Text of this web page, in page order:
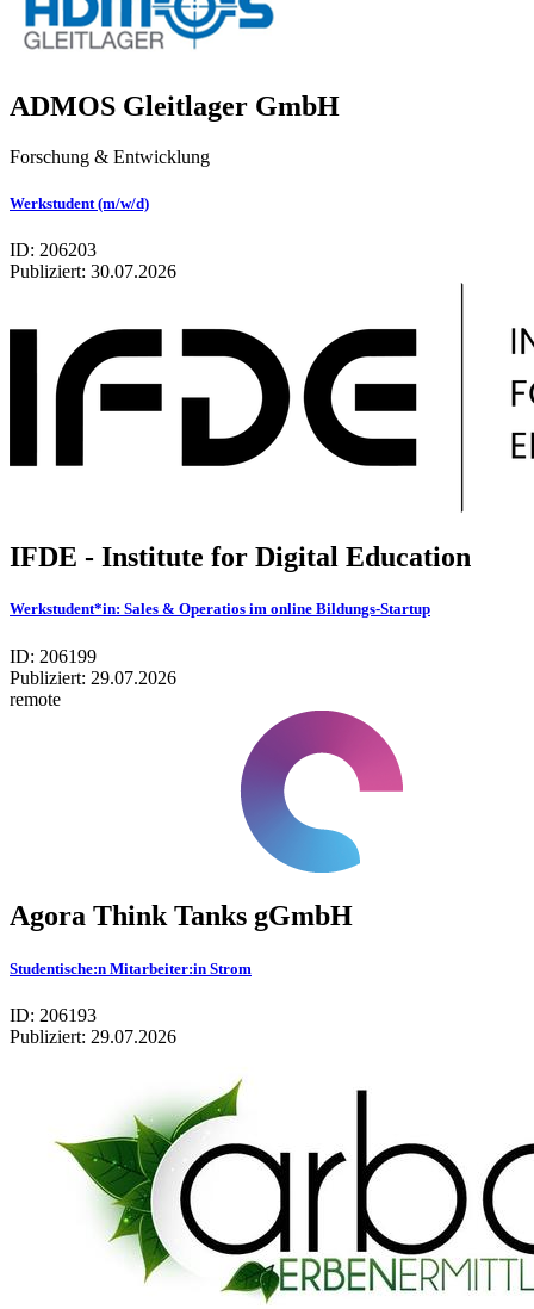
ADMOS Gleitlager GmbH
Forschung & Entwicklung
Werkstudent (m/w/d)
ID: 206203
Publiziert: 30.07.2026
IFDE - Institute for Digital Education
Werkstudent*in: Sales & Operatios im online Bildungs-Startup
ID: 206199
Publiziert: 29.07.2026
remote
Agora Think Tanks gGmbH
Studentische:n Mitarbeiter:in Strom
ID: 206193
Publiziert: 29.07.2026